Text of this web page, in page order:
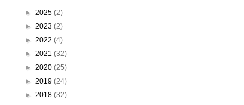
► 2025 (2)
► 2023 (2)
► 2022 (4)
► 2021 (32)
► 2020 (25)
► 2019 (24)
► 2018 (32)